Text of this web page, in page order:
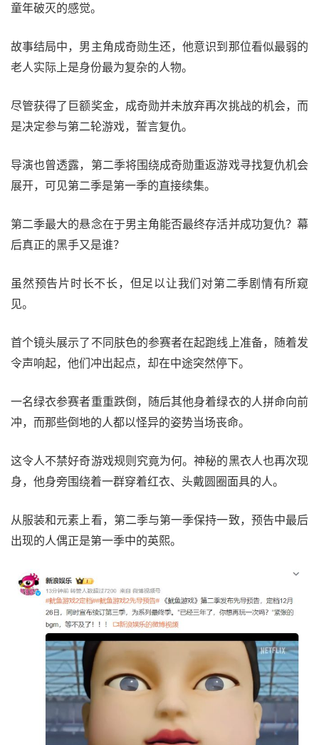
童年破灭的感觉。
故事结局中，男主角成奇勋生还，他意识到那位看似最弱的
老人实际上是身份最为复杂的人物。
尽管获得了巨额奖金，成奇勋并未放弃再次挑战的机会，而
是决定参与第二轮游戏，誓言复仇。
导演也曾透露，第二季将围绕成奇勋重返游戏寻找复仇机会
展开，可见第二季是第一季的直接续集。
第二季最大的悬念在于男主角能否最终存活并成功复仇？幕
后真正的黑手又是谁？
虽然预告片时长不长，但足以让我们对第二季剧情有所窥
见。
首个镜头展示了不同肤色的参赛者在起跑线上准备，随着发
令声响起，他们冲出起点，却在中途突然停下。
一名绿衣参赛者重重跌倒，随后其他身着绿衣的人拼命向前
冲，而那些倒地的人都以怪异的姿势当场丧命。
这令人不禁好奇游戏规则究竟为何。神秘的黑衣人也再次现
身，他身旁围绕着一群穿着红衣、头戴圆圈面具的人。
从服装和元素上看，第二季与第一季保持一致，预告中最后
出现的人偶正是第一季中的英熙。